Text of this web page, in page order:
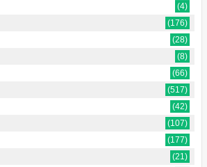
(4)
(176)
(28)
(8)
(66)
(517)
(42)
(107)
(177)
(21)